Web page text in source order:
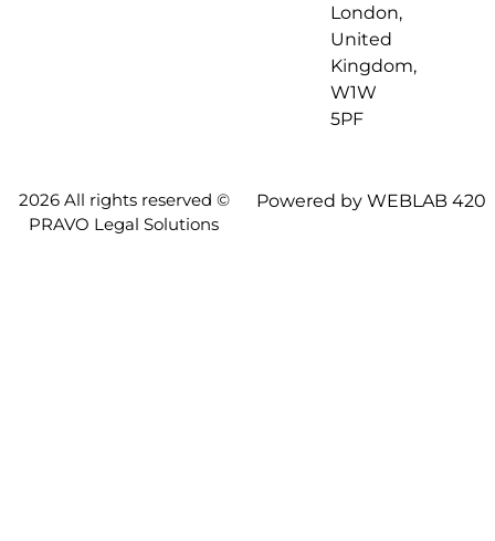
London,
United
Kingdom,
W1W
5PF
2026 All rights reserved ©
PRAVO Legal Solutions
Powered by WEBLAB 420